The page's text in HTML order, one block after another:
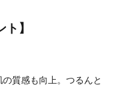
ト】
質感も向上。つるんと